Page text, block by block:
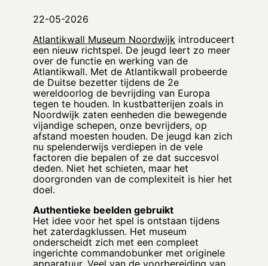
22-05-2026
Atlantikwall Museum Noordwijk introduceert
een nieuw richtspel. De jeugd leert zo meer
over de functie en werking van de
Atlantikwall. Met de Atlantikwall probeerde
de Duitse bezetter tijdens de 2e
wereldoorlog de bevrijding van Europa
tegen te houden. In kustbatterijen zoals in
Noordwijk zaten eenheden die bewegende
vijandige schepen, onze bevrijders, op
afstand moesten houden. De jeugd kan zich
nu spelenderwijs verdiepen in de vele
factoren die bepalen of ze dat succesvol
deden. Niet het schieten, maar het
doorgronden van de complexiteit is hier het
doel.
Authentieke beelden gebruikt
Het idee voor het spel is ontstaan tijdens
het zaterdagklussen. Het museum
onderscheidt zich met een compleet
ingerichte commandobunker met originele